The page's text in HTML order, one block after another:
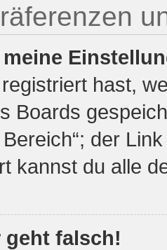
hast,
Boards
der
kannst du alle
geht falsch!